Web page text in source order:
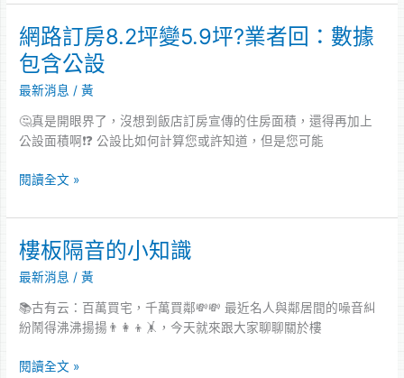
離
玻
璃
的
隱
藏
險!!
網路訂房8.2坪變5.9坪?業者回：數據
包含公設
最新消息 /黃
🤔真是開眼界了，沒想到飯店訂房宣傳的住房面積，還得再加上
公設面積啊❗️❓ 公設比如何計算您或許知道，但是您可能
網
路
訂
房
坪
變
5.9
回：
數
包
含
設
閱讀全文 »
樓板隔音的小知識
最新消息 /黃
📚古有云：百萬買宅，千萬買鄰💸💸 最近名人與鄰居間的噪音糾
紛鬧得沸沸揚揚👨‍👩‍👦🤸，今天就來跟大家聊聊關於樓
樓
隔
音
的
知
閱讀全文 »